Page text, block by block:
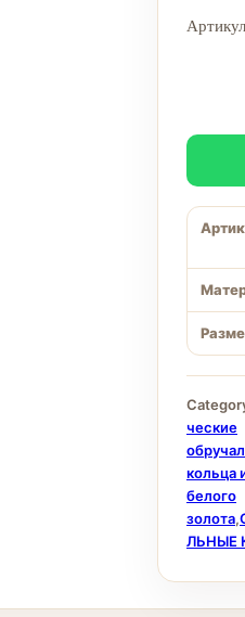
ческие
кольца
белого
золота,
ЛЬНЫЕ